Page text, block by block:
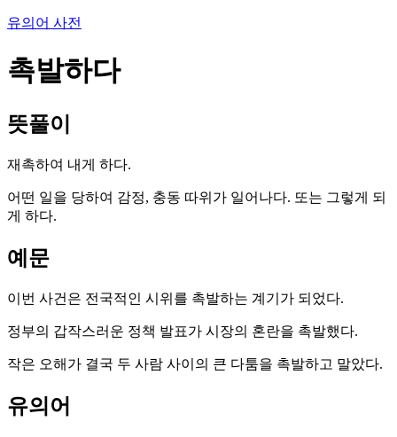
유의어 사전
촉발하다
뜻풀이
재촉하여 내게 하다.
어떤 일을 당하여 감정, 충동 따위가 일어나다. 또는 그렇게 되
게 하다.
예문
이번 사건은 전국적인 시위를 촉발하는 계기가 되었다.
정부의 갑작스러운 정책 발표가 시장의 혼란을 촉발했다.
작은 오해가 결국 두 사람 사이의 큰 다툼을 촉발하고 말았다.
유의어